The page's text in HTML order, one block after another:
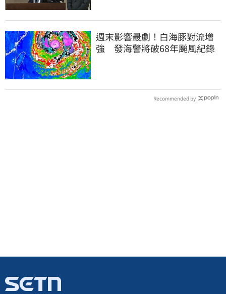
週末影響最劇！白海豚對流增
強 發海警將破68年颱風紀錄
Recommended by